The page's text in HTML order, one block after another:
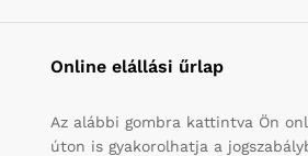
Online elállási űrlap
Az alábbi gombra kattintva Ön
úton is gyakorolhatja a